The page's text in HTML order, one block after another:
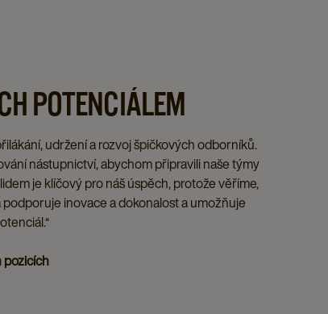
POTENCIÁLEM
udržení a rozvoj špičkových odborníků.
nástupnictví, abychom připravili naše týmy
je klíčový pro náš úspěch, protože věříme,
inovace a dokonalost a umožňuje
pozicích